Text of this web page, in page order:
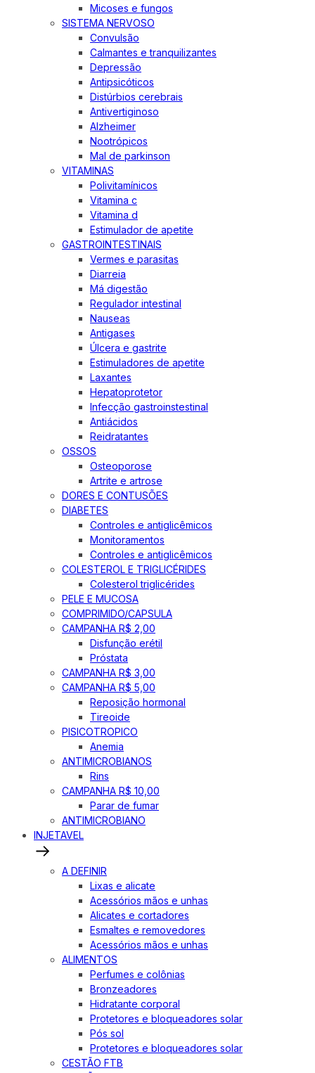
Micoses e fungos
SISTEMA NERVOSO
Convulsão
Calmantes e tranquilizantes
Depressão
Antipsicóticos
Distúrbios cerebrais
Antivertiginoso
Alzheimer
Nootrópicos
Mal de parkinson
VITAMINAS
Polivitamínicos
Vitamina c
Vitamina d
Estimulador de apetite
GASTROINTESTINAIS
Vermes e parasitas
Diarreia
Má digestão
Regulador intestinal
Nauseas
Antigases
Úlcera e gastrite
Estimuladores de apetite
Laxantes
Hepatoprotetor
Infecção gastroinstestinal
Antiácidos
Reidratantes
OSSOS
Osteoporose
Artrite e artrose
DORES E CONTUSÕES
DIABETES
Controles e antiglicêmicos
Monitoramentos
Controles e antiglicêmicos
COLESTEROL E TRIGLICÉRIDES
Colesterol triglicérides
PELE E MUCOSA
COMPRIMIDO/CAPSULA
CAMPANHA R$ 2,00
Disfunção erétil
Próstata
CAMPANHA R$ 3,00
CAMPANHA R$ 5,00
Reposição hormonal
Tireoide
PISICOTROPICO
Anemia
ANTIMICROBIANOS
Rins
CAMPANHA R$ 10,00
Parar de fumar
ANTIMICROBIANO
INJETAVEL
A DEFINIR
Lixas e alicate
Acessórios mãos e unhas
Alicates e cortadores
Esmaltes e removedores
Acessórios mãos e unhas
ALIMENTOS
Perfumes e colônias
Bronzeadores
Hidratante corporal
Protetores e bloqueadores solar
Pós sol
Protetores e bloqueadores solar
CESTÃO FTB